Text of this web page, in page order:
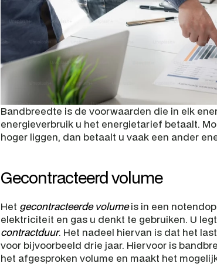
Bandbreedte is de voorwaarden die in elk
energieverbruik u het energietarief betaalt.
hoger liggen, dan betaalt u vaak een ander
Gecontracteerd volume
Het gecontracteerde volume is in een
contractduur. Het nadeel hiervan is dat het
voor bijvoorbeeld drie jaar. Hiervoor is
het afgesproken volume en maakt het